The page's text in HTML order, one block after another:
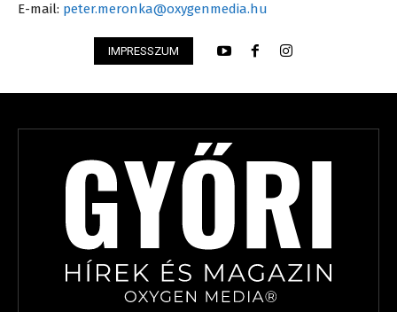
E-mail: peter.meronka@oxygenmedia.hu
IMPRESSZUM